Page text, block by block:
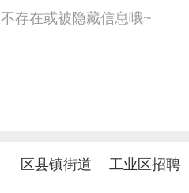
存在或被隐藏信息哦~
区县镇街道 工业区招聘